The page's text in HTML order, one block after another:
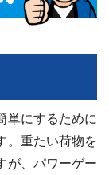
単にするために
。重たい荷物を
が、パワーゲー